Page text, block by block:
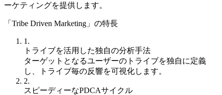
ーケティングを提供します。
「Tribe Driven Marketing」の特長
1.
トライブを活用した独自の分析手法
ターゲットとなるユーザーのトライブを独自に定義
し、トライブ毎の反響を可視化します。
2.
スピーディーなPDCAサイクル